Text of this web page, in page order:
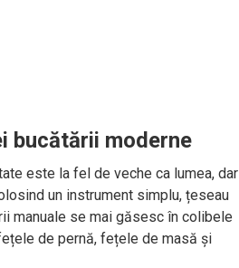
bucătării moderne
este la fel de veche ca lumea, dar
un instrument simplu, țeseau
manuale se mai găsesc în colibele
de pernă, fețele de masă și